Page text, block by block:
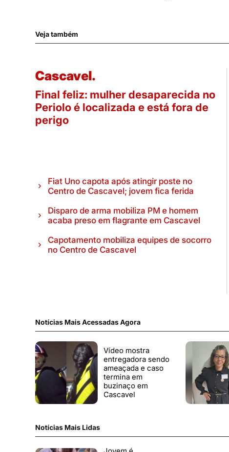
Veja também
Cascavel.
Final feliz: mulher desaparecida no
Periolo é localizada e está fora de
perigo
Fiat Uno capota após atingir poste no
Centro de Cascavel; jovem fica ferida
Disparo de arma mobiliza PM e homem
acaba preso em flagrante em Cascavel
Capotamento mobiliza equipes de socorro
no Centro de Cascavel
Notícias Mais Acessadas Agora
Vídeo mostra
entregadora sendo
ameaçada e caso
termina em
buzinaço em
Cascavel
Notícias Mais Lidas